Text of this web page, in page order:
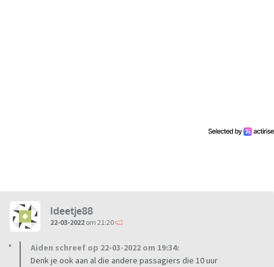
Ideetje88
22-03-2022 om 21:20
Aiden schreef op 22-03-2022 om 19:34:
Denk je ook aan al die andere passagiers die 10 uur